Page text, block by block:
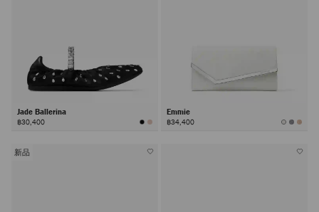
Jade Ballerina
฿30,400
Emmie
฿34,400
新品